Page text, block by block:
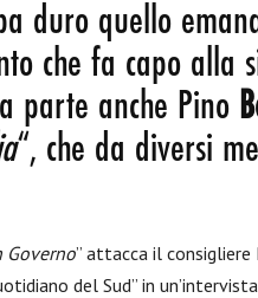
duro quello
che fa capo alla
parte anche Pino
“, che da diversi
Governo” attacca il consigliere
del Sud” in